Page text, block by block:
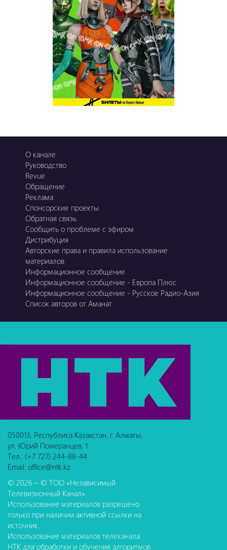
Ұ-Night show
О канале
Руководство
Revue
Обращение
Реклама
Спонсорские проекты
Обратная связь
Сообщить о проблеме с эфиром
Дистрибуция
Авторские права и правила использование
материалов
Информационное сообщение
Информационное сообщение - Европа Плюс
Информационное сообщение - Русское Радио-Азия
Список авторов от Аманат
050013, Республика Казахстан, г. Алматы,
ул. Юрий Померанцев, 1
Тел.: (+7 727) 244-88-44
Email: office@ntk.kz
© 2026 – © ТОО «Независимый
Телевизионный Канал»
Использование материалов разрешено
только при наличии активной ссылки на
источник.
Использование материалов телеканала
НТК для обработки и обучения алгоритмов